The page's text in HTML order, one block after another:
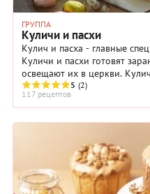
ГРУППА
Куличи и пасхи
Кулич и пасха - главные
Куличи и пасхи готовят
освещают их в церкви.
опаре, молоке, иногда - с
готовят из творога, иногда
всего в нее добавляют
шоколад и орехи.
5 (2)
117 рецептов